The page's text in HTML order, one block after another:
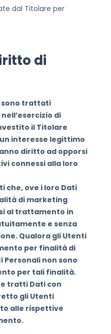
dal Titolare per
di
sono trattati
di
il Titolare
interesse legittimo
diritto ad opporsi
connessi alla loro
che, ove i loro Dati
di marketing
al trattamento in
e senza
Qualora gli Utenti
per finalità di
non sono
per tali finalità.
tratti Dati con
gli Utenti
alle rispettive